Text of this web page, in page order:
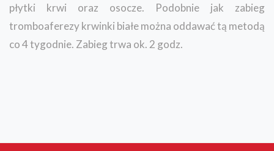
płytki krwi oraz osocze. Podobnie jak zabieg
tromboaferezy krwinki białe można oddawać tą metodą
co 4 tygodnie. Zabieg trwa ok. 2 godz.